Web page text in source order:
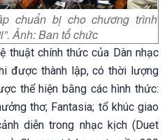
chuẩn bị cho chương trình
Ảnh: Ban tổ chức
thuật chính thức của Dàn nhạc
được thành lập, có thời lượng
thể hiện bằng các hình thức:
thơ; Fantasia; tổ khúc giao
diễn trong nhạc kịch (Duet